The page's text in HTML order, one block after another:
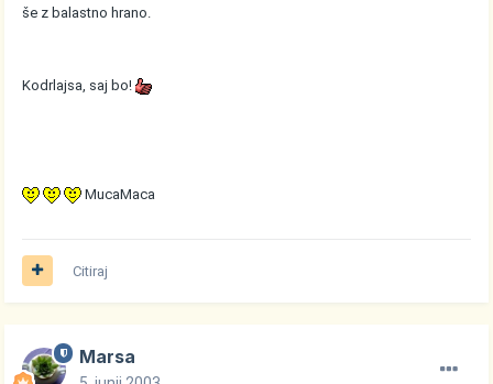
še z balastno hrano.
Kodrlajsa, saj bo!
MucaMaca
Citiraj
Marsa